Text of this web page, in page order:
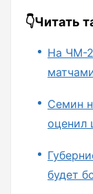
👇Читать
На ЧМ-
Семин
оценил
будет